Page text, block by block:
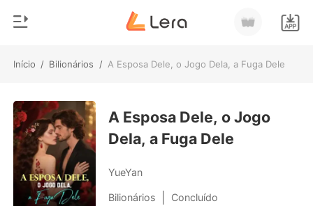
Início / Bilionários / A Esposa Dele, o Jogo Dela, a Fuga Dele
Loja
Histórico
Sair
Gênero
Moderno
Lobisomem
Contos
A Esposa Dele, o Jogo
Dela, a Fuga Dele
YueYan
Bilionários Concluído